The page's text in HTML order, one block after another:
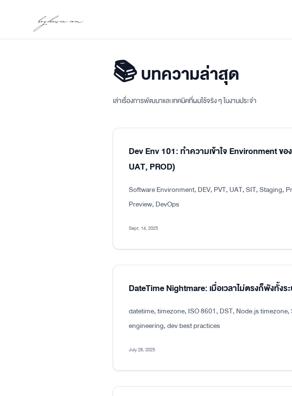
boychawin.com
📚 บทความล่าสุด
เล่าเรื่องการพัฒนาและเทคนิคที่ผมใช้จริง ๆ ในงานประจำ
Dev Env 101: ทำความเข้าใจ Environment ข
UAT, PROD)
Software Environment, DEV, PVT, UAT, SIT, Staging,
Preview, DevOps
Sept. 14, 2025
DateTime Nightmare: เมื่อเวลาไม่ตรงก็พังทั้งร
datetime, timezone, ISO 8601, DST, Node.js timezone,
engineering, dev best practices
July 28, 2025